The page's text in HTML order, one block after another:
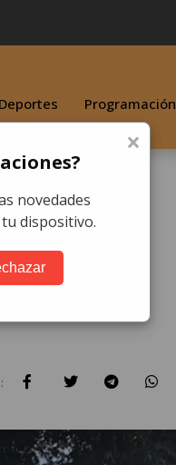
Deportes Programación
realizar la
×
novedades
dispositivo.